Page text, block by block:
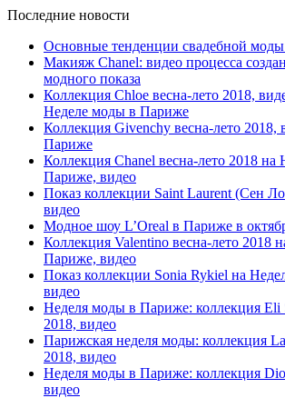
Последние новости
Основные тенденции свадебной
Макияж Chanel: видео процесса
модного показа
Коллекция Chloe весна-лето 2018,
Неделе моды в Париже
Коллекция Givenchy весна-лето 2018,
Париже
Коллекция Chanel весна-лето 2018 на
Париже, видео
Показ коллекции Saint Laurent (Сен
видео
Модное шоу L’Oreal в Париже в
Коллекция Valentino весна-лето 2018
Париже, видео
Показ коллекции Sonia Rykiel на
видео
Неделя моды в Париже: коллекция Eli
2018, видео
Парижская неделя моды: коллекция
2018, видео
Неделя моды в Париже: коллекция
видео